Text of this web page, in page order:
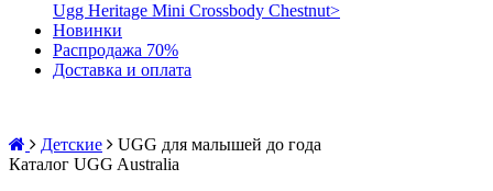
Ugg Heritage Mini Crossbody Chestnut>
Новинки
Распродажа 70%
Доставка и оплата
Детские
UGG для малышей до года
Каталог UGG Australia